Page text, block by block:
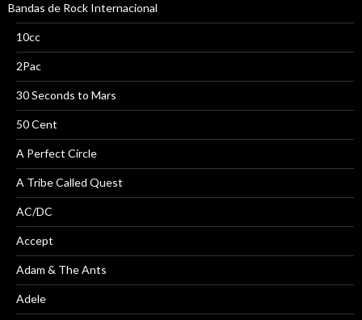
Bandas de Rock Internacional
10cc
2Pac
30 Seconds to Mars
50 Cent
A Perfect Circle
A Tribe Called Quest
AC/DC
Accept
Adam & The Ants
Adele